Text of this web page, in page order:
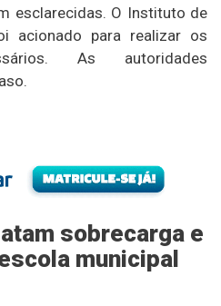
esclarecidas. O Instituto de
acionado para realizar os
As autoridades
sobrecarga e
municipal